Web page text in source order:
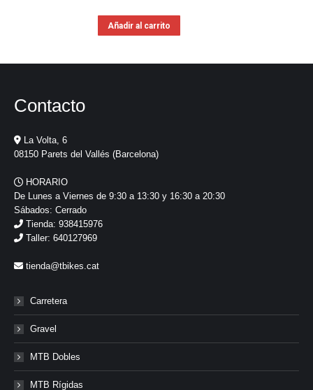
Añadir al carrito
Contacto
La Volta, 6
08150 Parets del Vallés (Barcelona)
HORARIO
De Lunes a Viernes de 9:30 a 13:30 y 16:30 a 20:30
Sábados: Cerrado
Tienda: 938415976
Taller: 640127969
tienda@tbikes.cat
Carretera
Gravel
MTB Dobles
MTB Rígidas